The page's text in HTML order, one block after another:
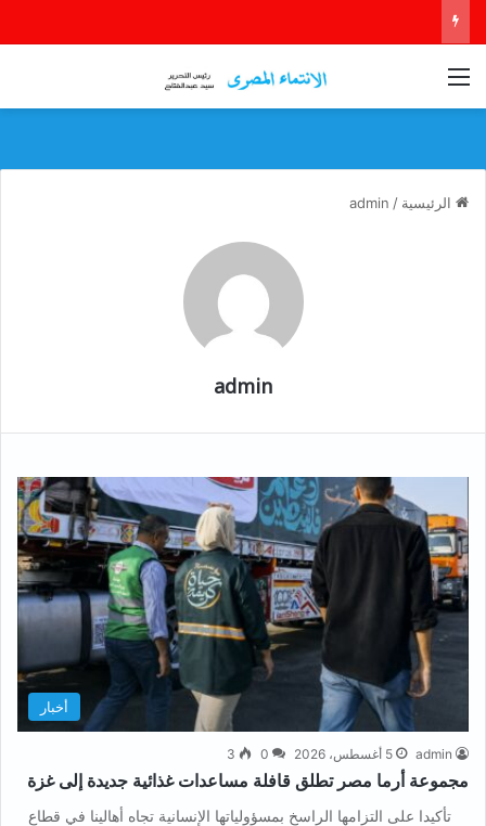
القائمة
الرئيسية /
admin
admin
أخبار
admin 5 أغسطس، 2026 0
3
مجموعة أرما مصر تطلق قافلة مساعدات غذائية جديدة إلى غزة
تأكيدا على التزامها الراسخ بمسؤولياتها الإنسانية تجاه أهالينا في قطاع